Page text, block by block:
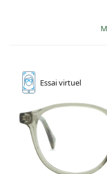
Essaivirtuel